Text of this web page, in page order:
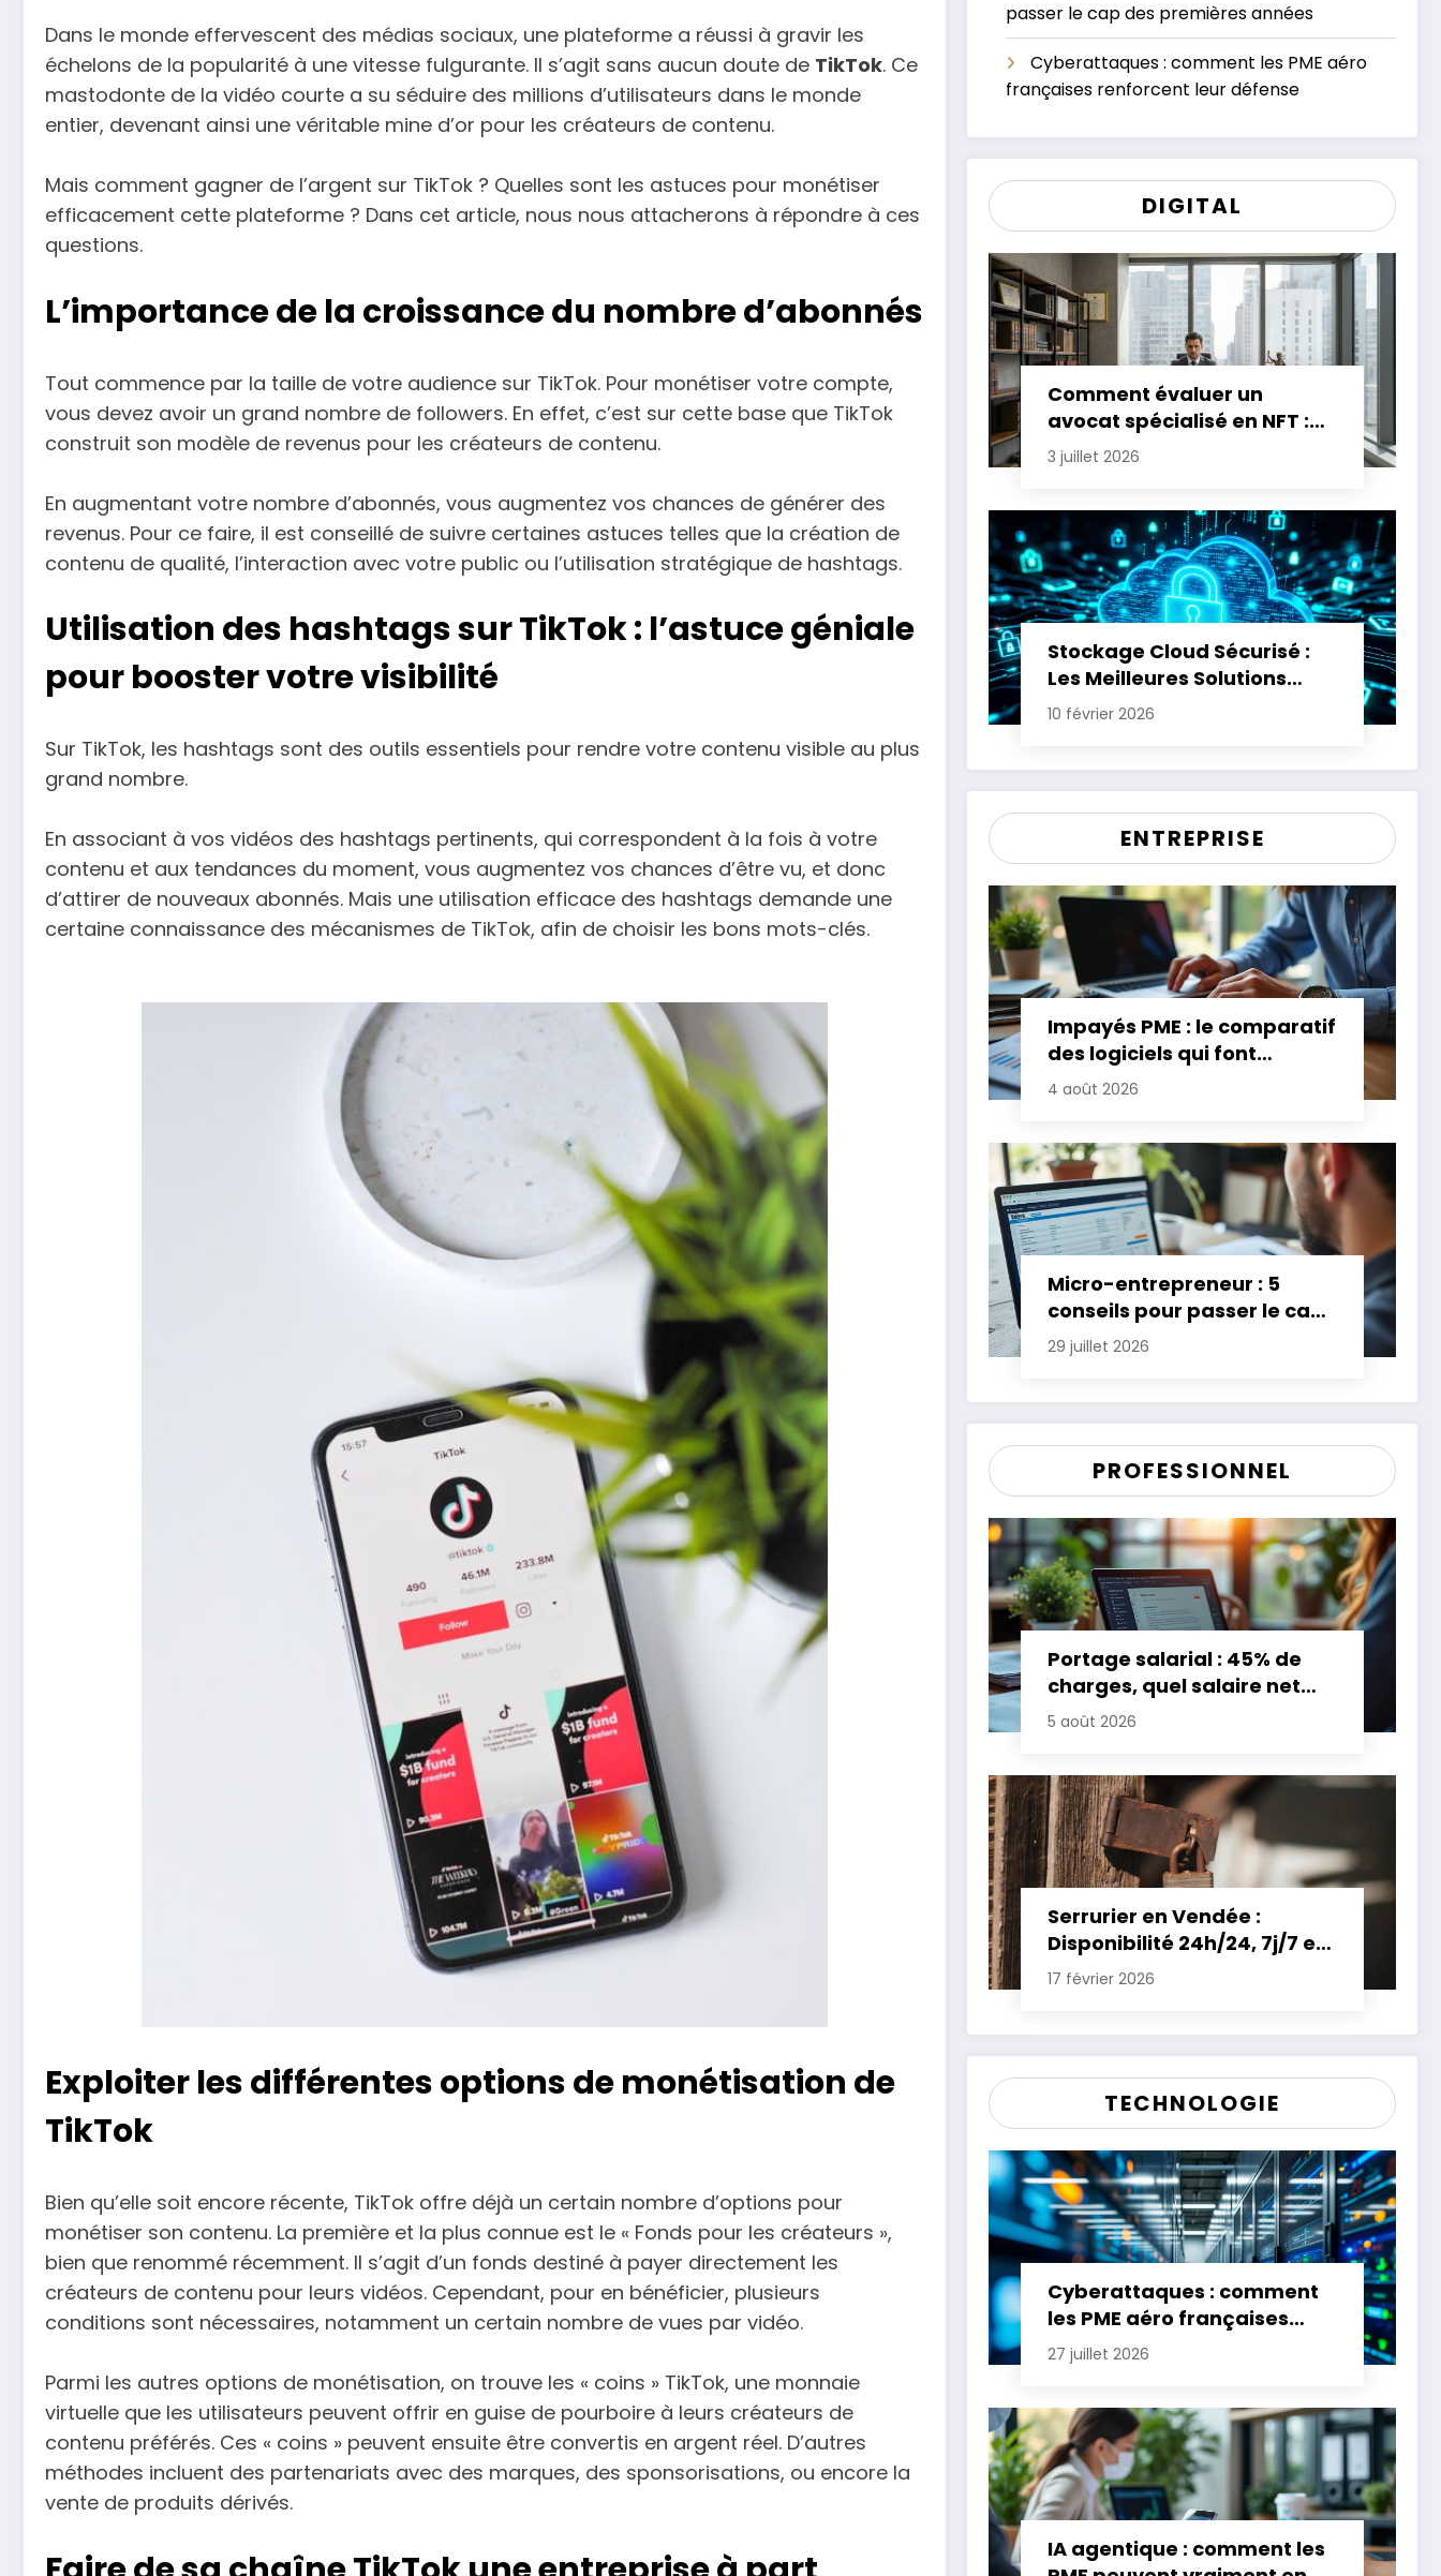
Dans le monde effervescent des médias sociaux, une plateforme a réussi à gravir les
échelons de la popularité à une vitesse fulgurante. Il s’agit sans aucun doute de TikTok. Ce
mastodonte de la vidéo courte a su séduire des millions d’utilisateurs dans le monde
entier, devenant ainsi une véritable mine d’or pour les créateurs de contenu.
Mais comment gagner de l’argent sur TikTok ? Quelles sont les astuces pour monétiser
efficacement cette plateforme ? Dans cet article, nous nous attacherons à répondre à ces
questions.
L’importance de la croissance du nombre d’abonnés
Tout commence par la taille de votre audience sur TikTok. Pour monétiser votre compte,
vous devez avoir un grand nombre de followers. En effet, c’est sur cette base que TikTok
construit son modèle de revenus pour les créateurs de contenu.
En augmentant votre nombre d’abonnés, vous augmentez vos chances de générer des
revenus. Pour ce faire, il est conseillé de suivre certaines astuces telles que la création de
contenu de qualité, l’interaction avec votre public ou l’utilisation stratégique de hashtags.
Utilisation des hashtags sur TikTok : l’astuce géniale
pour booster votre visibilité
Sur TikTok, les hashtags sont des outils essentiels pour rendre votre contenu visible au plus
grand nombre.
En associant à vos vidéos des hashtags pertinents, qui correspondent à la fois à votre
contenu et aux tendances du moment, vous augmentez vos chances d’être vu, et donc
d’attirer de nouveaux abonnés. Mais une utilisation efficace des hashtags demande une
certaine connaissance des mécanismes de TikTok, afin de choisir les bons mots-clés.
Exploiter les différentes options de monétisation de
TikTok
Bien qu’elle soit encore récente, TikTok offre déjà un certain nombre d’options pour
monétiser son contenu. La première et la plus connue est le « Fonds pour les créateurs »,
bien que renommé récemment. Il s’agit d’un fonds destiné à payer directement les
créateurs de contenu pour leurs vidéos. Cependant, pour en bénéficier, plusieurs
conditions sont nécessaires, notamment un certain nombre de vues par vidéo.
Parmi les autres options de monétisation, on trouve les « coins » TikTok, une monnaie
virtuelle que les utilisateurs peuvent offrir en guise de pourboire à leurs créateurs de
contenu préférés. Ces « coins » peuvent ensuite être convertis en argent réel. D’autres
méthodes incluent des partenariats avec des marques, des sponsorisations, ou encore la
vente de produits dérivés.
passer le cap des premières années
Cyberattaques : comment les PME aéro
françaises renforcent leur défense
DIGITAL
Comment évaluer un
avocat spécialisé en NFT :
critères essentiels
3 juillet 2026
Stockage Cloud Sécurisé :
Les Meilleures Solutions
pour Protéger Vos Données
10 février 2026
ENTREPRISE
Impayés PME : le comparatif
des logiciels qui font
gagner jusqu’à 20 jours de
4 août 2026
Micro-entrepreneur : 5
conseils pour passer le cap
des premières années
29 juillet 2026
PROFESSIONNEL
Portage salarial : 45% de
charges, quel salaire net
pour un TJM de 500 euros ?
5 août 2026
Serrurier en Vendée :
Disponibilité 24h/24, 7j/7 et
Tarifs Clairs pour une
17 février 2026
TECHNOLOGIE
Cyberattaques : comment
les PME aéro françaises
renforcent leur défense
27 juillet 2026
IA agentique : comment les